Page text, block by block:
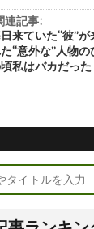
連記事:
来ていた“彼”
“意外な”人物
私はバカだっ